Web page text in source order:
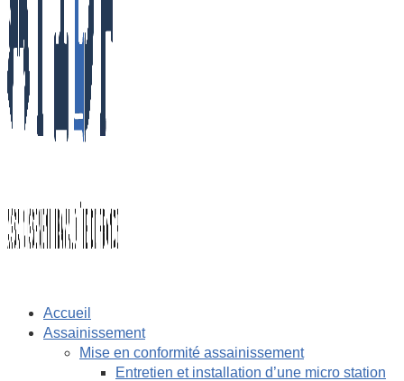
Accueil
Assainissement
Mise en conformité assainissement
Entretien et installation d’une micro station